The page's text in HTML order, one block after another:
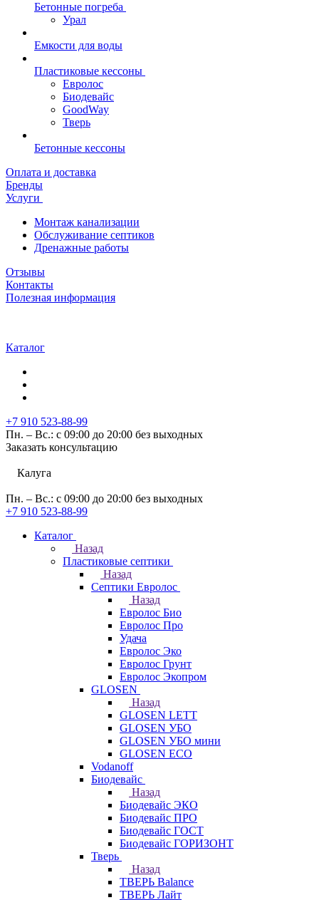
Бетонные погреба
Урал
Емкости для воды
Пластиковые кессоны
Евролос
Биодевайс
GoodWay
Тверь
Бетонные кессоны
Оплата и доставка
Бренды
Услуги
Монтаж канализации
Обслуживание септиков
Дренажные работы
Отзывы
Контакты
Полезная информация
Каталог
+7 910 523-88-99
Пн. – Вс.: с 09:00 до 20:00 без выходных
Заказать консультацию
Калуга
Пн. – Вс.: с 09:00 до 20:00 без выходных
+7 910 523-88-99
Каталог
Назад
Пластиковые септики
Назад
Септики Евролос
Назад
Евролос Био
Евролос Про
Удача
Евролос Эко
Евролос Грунт
Евролос Экопром
GLOSEN
Назад
GLOSEN LETT
GLOSEN УБО
GLOSEN УБО мини
GLOSEN ECO
Vodanoff
Биодевайс
Назад
Биодевайс ЭКО
Биодевайс ПРО
Биодевайс ГОСТ
Биодевайс ГОРИЗОНТ
Тверь
Назад
ТВЕРЬ Balance
ТВЕРЬ Лайт